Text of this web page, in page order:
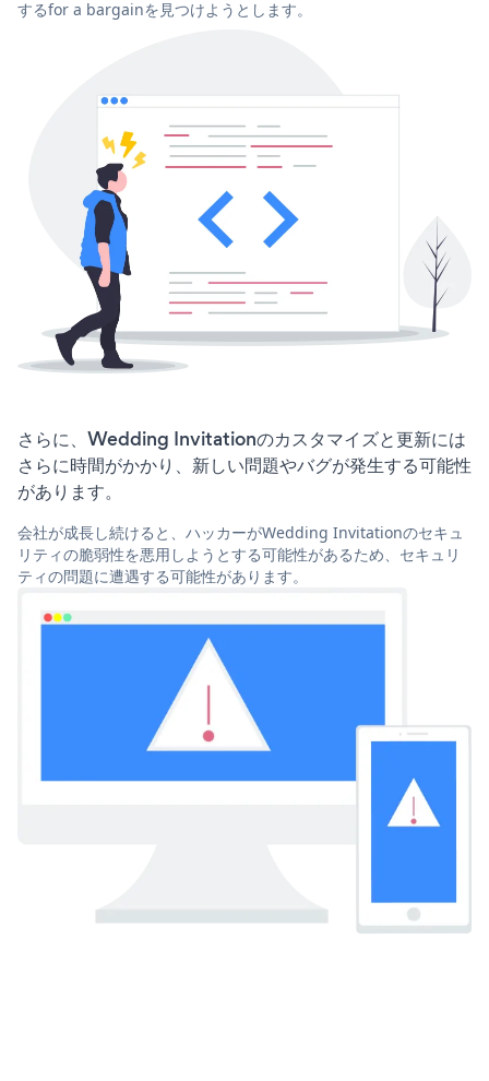
するfor a bargainを見つけようとします。
さらに、Wedding Invitationのカスタマイズと更新には
さらに時間がかかり、新しい問題やバグが発生する可能性
があります。
会社が成長し続けると、ハッカーがWedding Invitationのセキュ
リティの脆弱性を悪用しようとする可能性があるため、セキュリ
ティの問題に遭遇する可能性があります。